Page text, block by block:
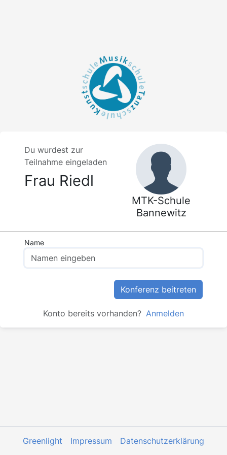
Du wurdest zur
Teilnahme eingeladen
Frau Riedl
MTK-Schule
Bannewitz
Name
Konferenz beitreten
Konto bereits vorhanden? Anmelden
Greenlight Impressum Datenschutzerklärung